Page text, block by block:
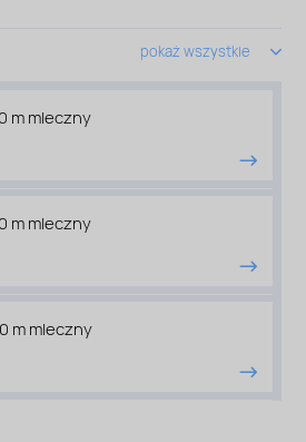
m mleczny
m mleczny
m mleczny
pokaż wszystkie